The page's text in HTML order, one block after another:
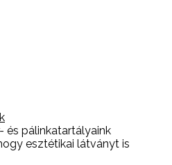
és pálinkatartályaink
esztétikai látványt is